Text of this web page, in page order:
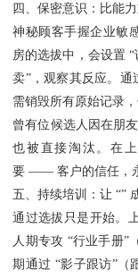
四、保密意识：比能
神秘顾客手握企业敏
房的选拔中，会设置
卖”，观察其反应。
需销毁所有原始记录
曾有位候选人因在朋
也被直接淘汰。在
要 —— 客户的信任，
五、持续培训：让 “”
通过选拔只是开始。
人期专攻 “行业手册”
期通过 “影子跟访”（